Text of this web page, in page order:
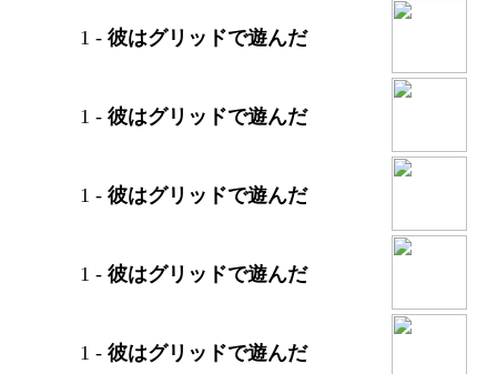
1 - 彼はグリッドで遊んだ
1 - 彼はグリッドで遊んだ
1 - 彼はグリッドで遊んだ
1 - 彼はグリッドで遊んだ
1 - 彼はグリッドで遊んだ